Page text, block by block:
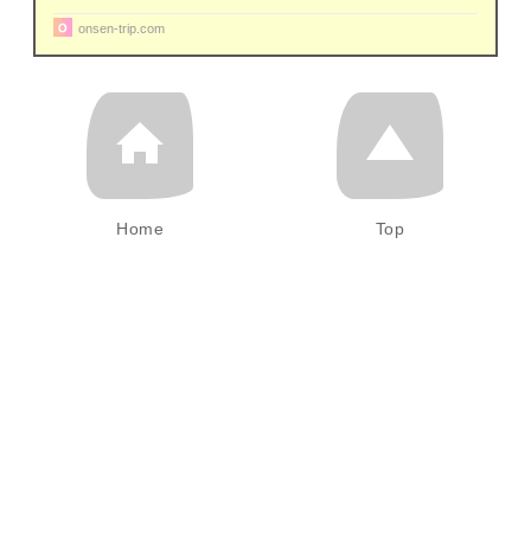
onsen-trip.com
Home Top